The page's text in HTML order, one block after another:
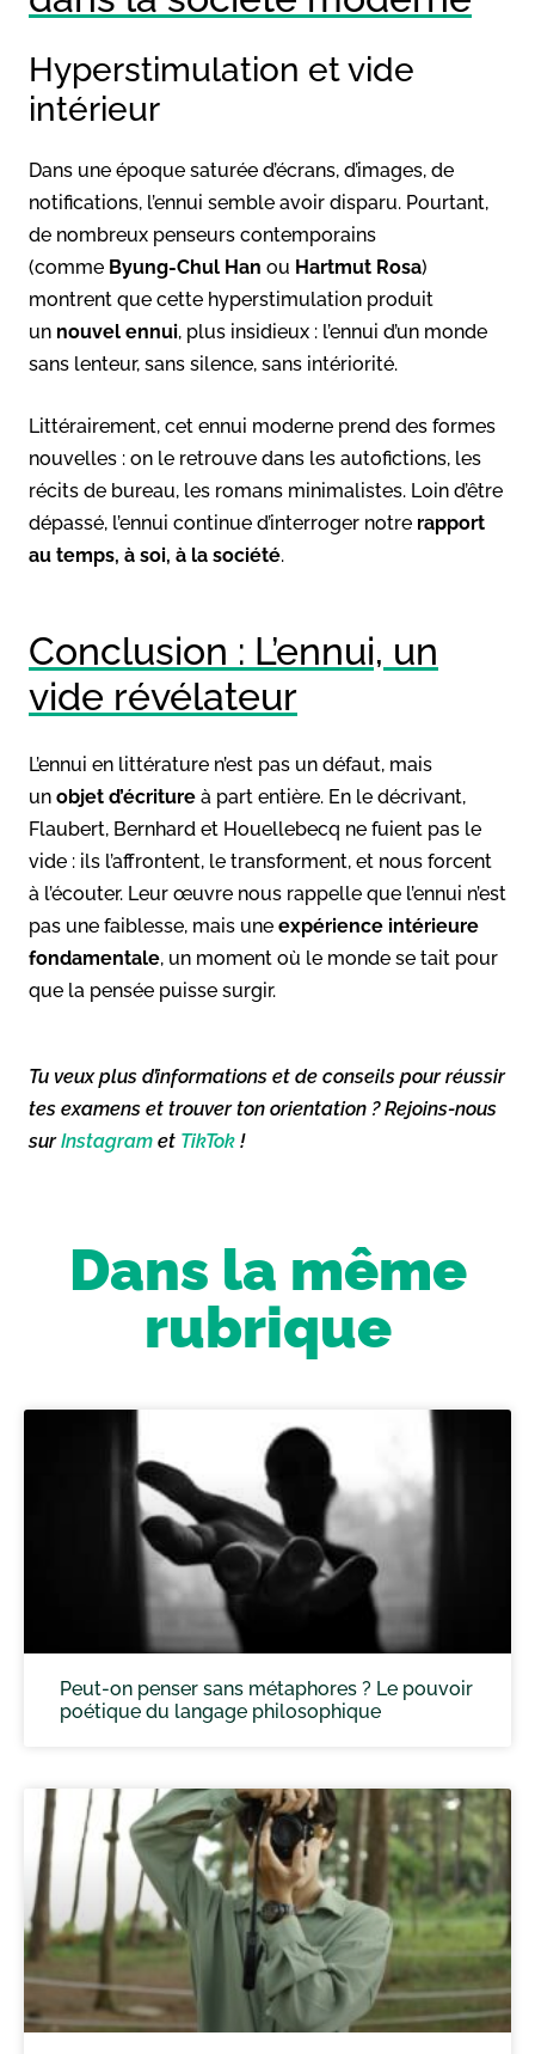
Hyperstimulation et vide
intérieur
Dans une époque saturée d’écrans, d’images, de
notifications, l’ennui semble avoir disparu. Pourtant,
de nombreux penseurs contemporains
(comme Byung-Chul Han ou Hartmut Rosa)
montrent que cette hyperstimulation produit
un nouvel ennui, plus insidieux : l’ennui d’un monde
sans lenteur, sans silence, sans intériorité.
Littérairement, cet ennui moderne prend des formes
nouvelles : on le retrouve dans les autofictions, les
récits de bureau, les romans minimalistes. Loin d’être
dépassé, l’ennui continue d’interroger notre rapport
au temps, à soi, à la société.
Conclusion : L’ennui, un
vide révélateur
L’ennui en littérature n’est pas un défaut, mais
un objet d’écriture à part entière. En le décrivant,
Flaubert, Bernhard et Houellebecq ne fuient pas le
vide : ils l’affrontent, le transforment, et nous forcent
à l’écouter. Leur œuvre nous rappelle que l’ennui n’est
pas une faiblesse, mais une expérience intérieure
fondamentale, un moment où le monde se tait pour
que la pensée puisse surgir.
Tu veux plus d’informations et de conseils pour réussir
tes examens et trouver ton orientation ? Rejoins-nous
surInstagram et TikTok !
Dans la même
rubrique
Peut-on penser sans métaphores ? Le pouvoir
poétique du langage philosophique